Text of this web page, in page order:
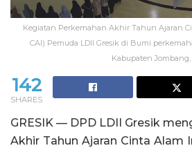
Kegiatan Perkemahan Akhir Tahun Ajaran
CAI) Pemuda LDII Gresik di Bumi
Kabupaten Jombang,
142
SHARES
GRESIK — DPD LDII Gresik
Akhir Tahun Ajaran Cinta Alam